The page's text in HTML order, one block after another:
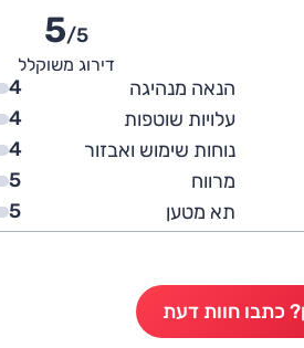
5/5
דירוג משוקלל
הנאה מנהיגה
4
עלויות שוטפות
4
נוחות שימוש ואבזור
4
מרווח
5
תא מטען
5